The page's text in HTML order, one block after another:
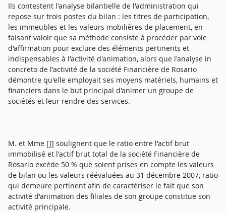
Ils contestent l'analyse bilantielle de l'administration qui
repose sur trois postes du bilan : les titres de participation,
les immeubles et les valeurs mobilières de placement, en
faisant valoir que sa méthode consiste à procéder par voie
d'affirmation pour exclure des éléments pertinents et
indispensables à l'activité d'animation, alors que l'analyse in
concreto de l'activité de la société Financière de Rosario
démontre qu'elle employait ses moyens matériels, humains et
financiers dans le but principal d'animer un groupe de
sociétés et leur rendre des services.
M. et Mme [J] soulignent que le ratio entre l'actif brut
immobilisé et l'actif brut total de la société Financière de
Rosario excède 50 % que soient prises en compte les valeurs
de bilan ou les valeurs réévaluées au 31 décembre 2007, ratio
qui demeure pertinent afin de caractériser le fait que son
activité d'animation des filiales de son groupe constitue son
activité principale.